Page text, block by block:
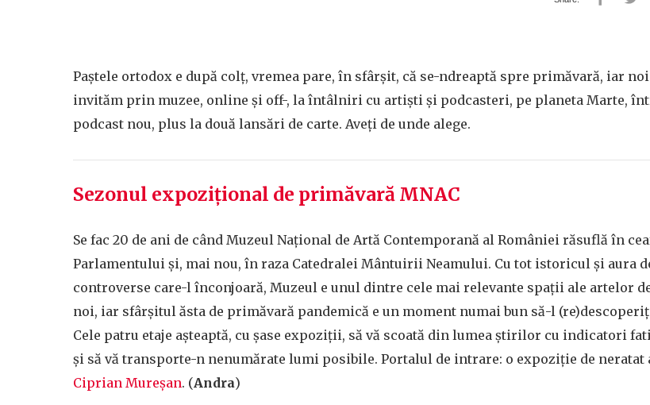
Paștele ortodox e după colț, vremea pare, în sfârșit, că se-ndreaptă spre primăvară, iar noi
invităm prin muzee, online și off-, la întâlniri cu artiști și podcasteri, pe planeta Marte,
podcast nou, plus la două lansări de carte. Aveți de unde alege.
Sezonul expozițional de primăvară MNAC
Se fac 20 de ani de când Muzeul Național de Artă Contemporană al României răsuflă în
Parlamentului și, mai nou, în raza Catedralei Mântuirii Neamului. Cu tot istoricul și aura
controverse care-l înconjoară, Muzeul e unul dintre cele mai relevante spații ale artelor
noi, iar sfârșitul ăsta de primăvară pandemică e un moment numai bun să-l
Cele patru etaje așteaptă, cu șase expoziții, să vă scoată din lumea știrilor cu indicatori
și să vă transporte-n nenumărate lumi posibile. Portalul de intrare: o expoziție de neratat
Ciprian Mureșan. (Andra)